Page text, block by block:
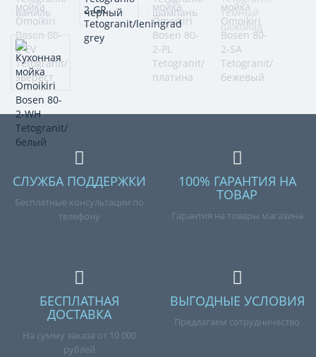
СЛУЖБА ПОДДЕРЖКИ
Бесплатные консультации по
телефону
100% ГАРАНТИЯ НА
ТОВАР
Гарантия на товары магазина
БЕСПЛАТНАЯ
ДОСТАВКА
На сумму заказа от 10 000
рублей
ВЫГОДНЫЕ УСЛОВИЯ
Предлагаем сотрудничество